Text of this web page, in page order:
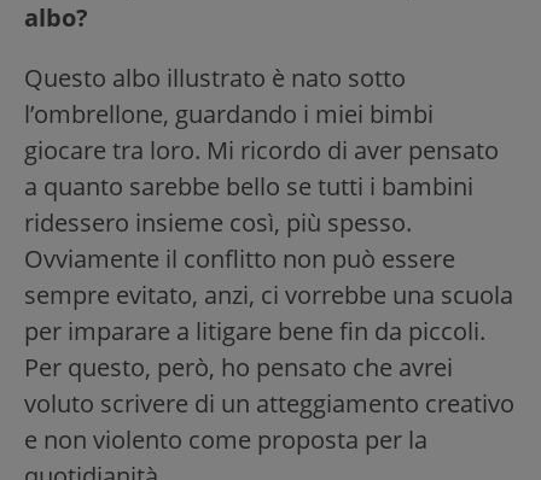
albo?
Questo albo illustrato è nato sotto
l’ombrellone, guardando i miei bimbi
giocare tra loro. Mi ricordo di aver pensato
a quanto sarebbe bello se tutti i bambini
ridessero insieme così, più spesso.
Ovviamente il conflitto non può essere
sempre evitato, anzi, ci vorrebbe una scuola
per imparare a litigare bene fin da piccoli.
Per questo, però, ho pensato che avrei
voluto scrivere di un atteggiamento creativo
e non violento come proposta per la